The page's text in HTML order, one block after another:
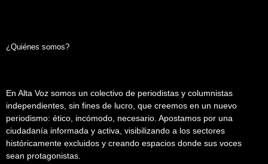
¿Quiénes somos?
En Alta Voz somos un colectivo de periodistas y columnistas
independientes, sin fines de lucro, que creemos en un nuevo
periodismo: ético, incómodo, necesario. Apostamos por una
ciudadanía informada y activa, visibilizando a los sectores
históricamente excluidos y creando espacios donde sus voces
sean protagonistas.